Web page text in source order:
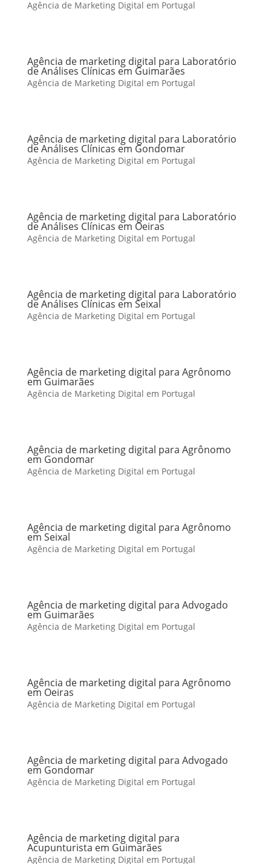
Agência de Marketing Digital em Portugal
Agência de marketing digital para Laboratório
de Análises Clínicas em Guimarães
Agência de Marketing Digital em Portugal
Agência de marketing digital para Laboratório
de Análises Clínicas em Gondomar
Agência de Marketing Digital em Portugal
Agência de marketing digital para Laboratório
de Análises Clínicas em Oeiras
Agência de Marketing Digital em Portugal
Agência de marketing digital para Laboratório
de Análises Clínicas em Seixal
Agência de Marketing Digital em Portugal
Agência de marketing digital para Agrônomo
em Guimarães
Agência de Marketing Digital em Portugal
Agência de marketing digital para Agrônomo
em Gondomar
Agência de Marketing Digital em Portugal
Agência de marketing digital para Agrônomo
em Seixal
Agência de Marketing Digital em Portugal
Agência de marketing digital para Advogado
em Guimarães
Agência de Marketing Digital em Portugal
Agência de marketing digital para Agrônomo
em Oeiras
Agência de Marketing Digital em Portugal
Agência de marketing digital para Advogado
em Gondomar
Agência de Marketing Digital em Portugal
Agência de marketing digital para
Acupunturista em Guimarães
Agência de Marketing Digital em Portugal